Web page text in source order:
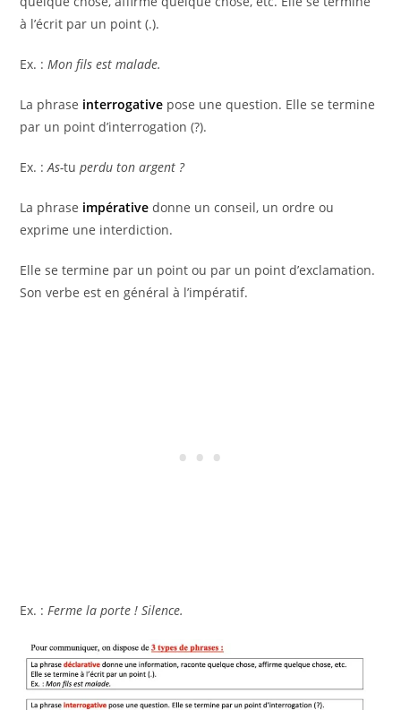
à l’écrit par un point (.).
Ex. : Mon fils est malade.
La phrase interrogative pose une question. Elle se termine
par un point d’interrogation (?).
Ex. :As-tuperdu ton argent ?
La phrase impérative donne un conseil, un ordre ou
exprime une interdiction.
Elle se termine par un point ou par un point d’exclamation.
Son verbe est en général à l’impératif.
Ex. : Ferme la porte ! Silence.